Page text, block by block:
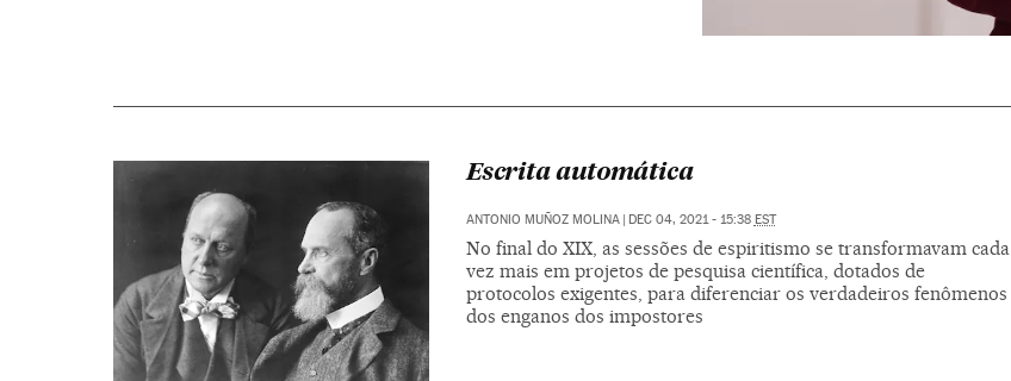
Escrita automática
ANTONIO MUÑOZ MOLINA | DEC 04, 2021 - 15:38 EST
No final do XIX, as sessões de espiritismo se transformavam cada
vez mais em projetos de pesquisa científica, dotados de
protocolos exigentes, para diferenciar os verdadeiros fenômenos
dos enganos dos impostores